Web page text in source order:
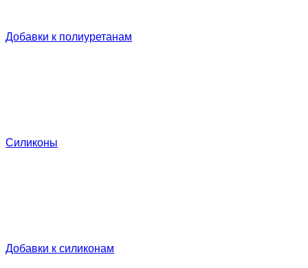
Добавки к полиуретанам
Силиконы
Добавки к силиконам